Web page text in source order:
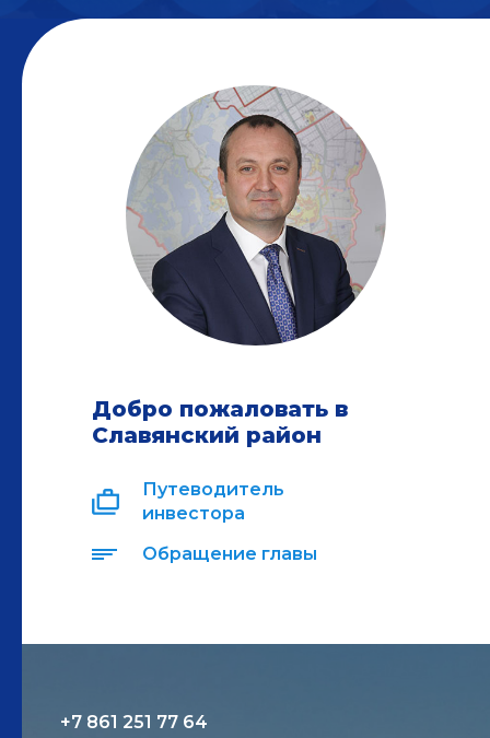
Добро пожаловать в
Славянский район
Путеводитель
инвестора
Обращение главы
+7 861 251 77 64